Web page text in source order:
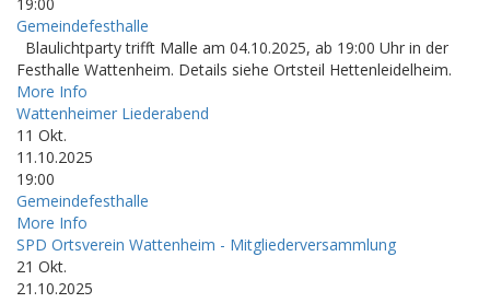
Gemeindefesthalle
Blaulichtparty trifft Malle am 04.10.2025, ab 19:00 Uhr in der
Festhalle Wattenheim. Details siehe Ortsteil Hettenleidelheim.
More Info
Wattenheimer Liederabend
11 Okt.
11.10.2025
19:00
Gemeindefesthalle
More Info
SPD Ortsverein Wattenheim - Mitgliederversammlung
21 Okt.
21.10.2025